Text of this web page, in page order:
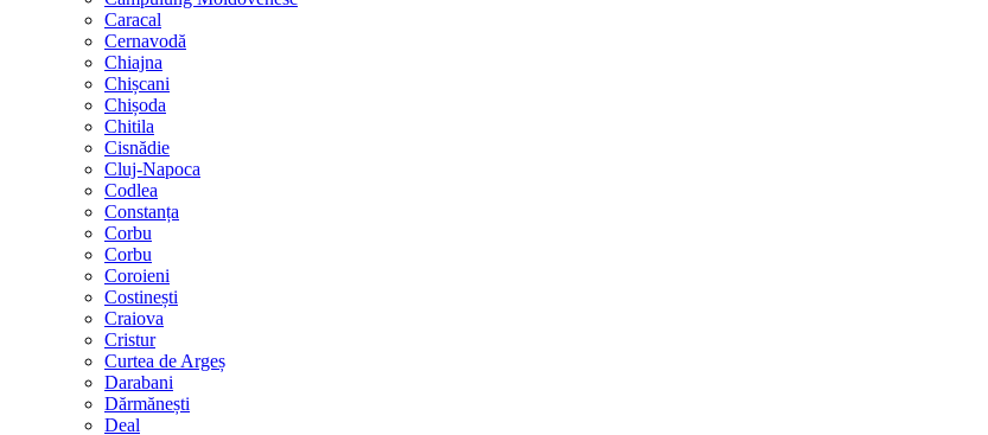
Caracal
Cernavodă
Chiajna
Chișcani
Chișoda
Chitila
Cisnădie
Cluj-Napoca
Codlea
Constanța
Corbu
Corbu
Coroieni
Costinești
Craiova
Cristur
Curtea de Argeș
Darabani
Dărmănești
Deal